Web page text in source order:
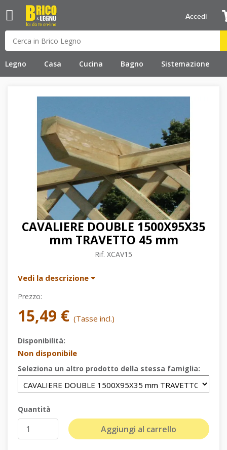
Legno Casa Cucina Bagno Sistemazione
Accedi
CAVALIERE DOUBLE 1500X95X35
mm TRAVETTO 45 mm
Rif. XCAV15
Vedi la descrizione
Prezzo:
15,49 € (Tasse incl.)
Disponibilità:
Non disponibile
Seleziona un altro prodotto della stessa famiglia:
Quantità
Aggiungi al carrello